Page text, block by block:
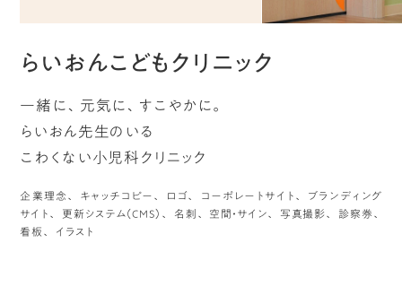
らいおんこどもクリニック
一緒に、元気に、すこやかに。
らいおん先生のいる
こわくない小児科クリニック
企業理念 キャッチコピー ロゴ コーポレートサイト
ブランディング
サイト
更新システム（CMS） 名刺 空間・サイン 写真撮影
診察券
看板
イラスト